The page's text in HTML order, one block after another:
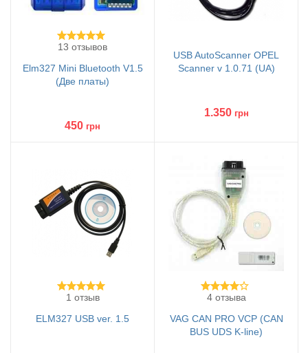
13 отзывов
Elm327 Mini Bluetooth V1.5
(Две платы)
450 грн
USB AutoScanner OPEL
Scanner v 1.0.71 (UA)
1.350 грн
1 отзыв
ELM327 USB ver. 1.5
4 отзыва
VAG CAN PRO VCP (CAN
BUS UDS K-line)